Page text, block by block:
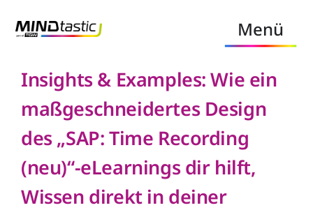
Inhalt
Menü
MINDtastic
MINDtastic Academy
LearningHub
MINDtastic Club
Insights & Examples: Wie ein
maßgeschneidertes Design
des „SAP: Time Recording
(neu)“-eLearnings dir hilft,
Wissen direkt in deiner